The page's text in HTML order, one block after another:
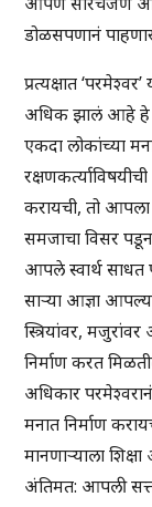
डोळसपणानं
प्रत्यक्षात
अधिक झालं आहे
एकदा लोकांच्या
करायची, तो
समजाचा विसर
आपले स्वार्थ साधत
साऱ्या आज्ञा
स्त्रियांवर, मजुरांवर
निर्माण करत
अधिकार
मनात निर्माण
मानणाऱ्याला
अंतिमत: आपली